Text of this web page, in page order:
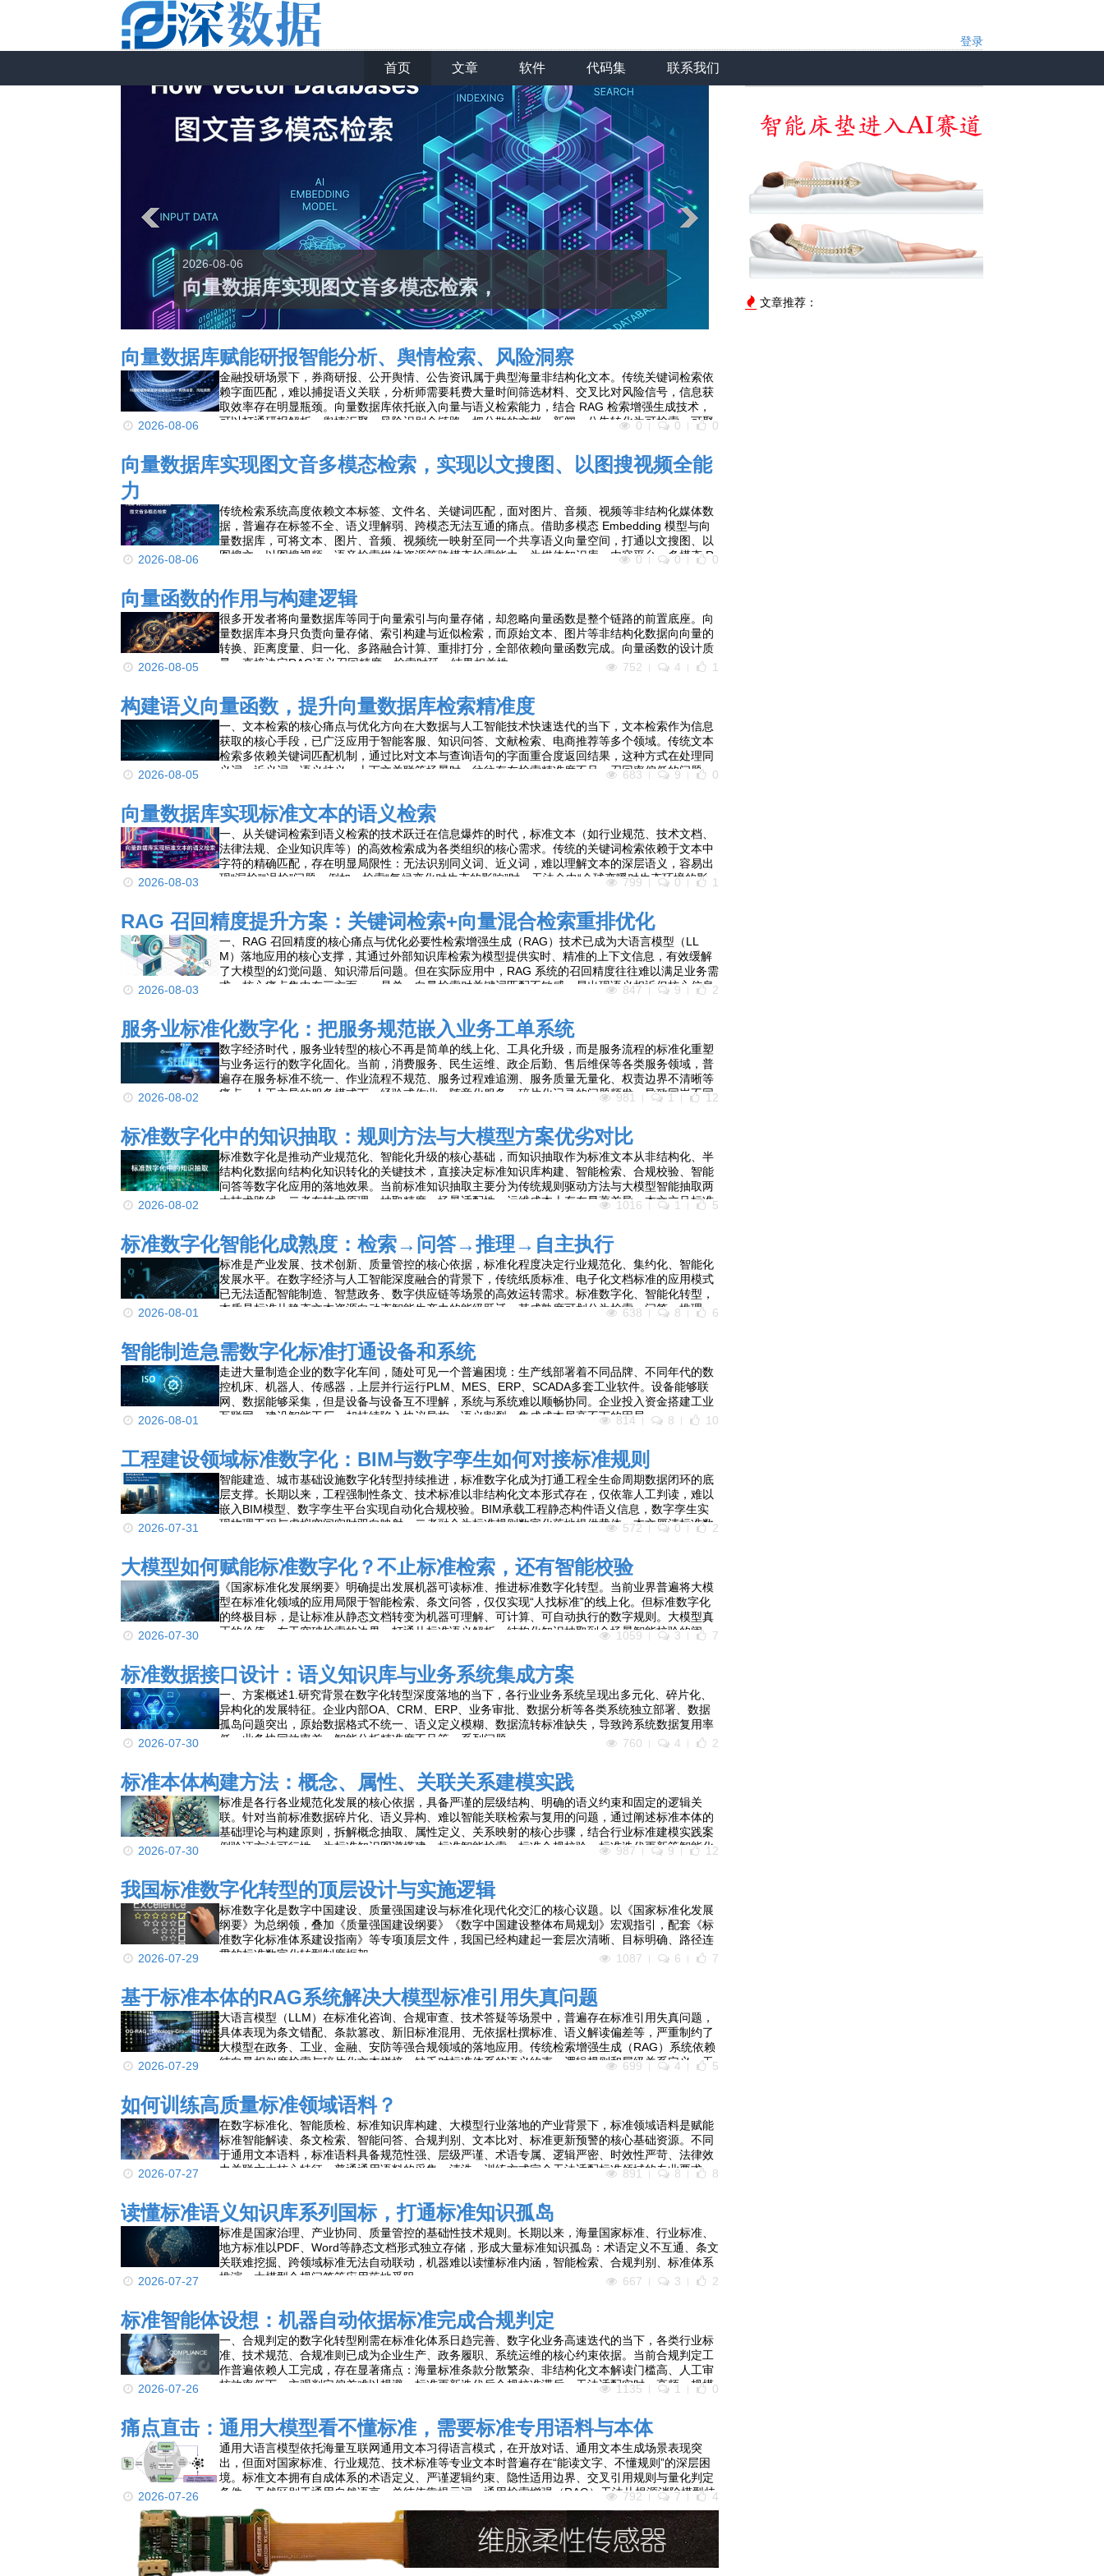
登录
首页 文章 软件 代码集 联系我们
2026-08-06
向量数据库实现图文音多模态检索，
向量数据库赋能研报智能分析、舆情检索、风险洞察
金融投研场景下，券商研报、公开舆情、公告资讯属于典型海量非结构化文本。传统关键词检索依
赖字面匹配，难以捕捉语义关联，分析师需要耗费大量时间筛选材料、交叉比对风险信号，信息获
取效率存在明显瓶颈。向量数据库依托嵌入向量与语义检索能力，结合 RAG 检索增强生成技术，
可以打通研报解析、舆情汇聚、风险识别全链路，把分散的文档、新闻、公告转化为可检索、可聚
术支撑。
2026-08-06 0 0 0
向量数据库实现图文音多模态检索，实现以文搜图、以图搜视频全能
力
传统检索系统高度依赖文本标签、文件名、关键词匹配，面对图片、音频、视频等非结构化媒体数
据，普遍存在标签不全、语义理解弱、跨模态无法互通的痛点。借助多模态 Embedding 模型与向
量数据库，可将文本、图片、音频、视频统一映射至同一个共享语义向量空间，打通以文搜图、以
图搜文、以图搜视频、语音检索媒体资源等跨模态检索能力，为媒体知识库、内容平台、多模态 R
2026-08-06 0 0 0
向量函数的作用与构建逻辑
很多开发者将向量数据库等同于向量索引与向量存储，却忽略向量函数是整个链路的前置底座。向
量数据库本身只负责向量存储、索引构建与近似检索，而原始文本、图片等非结构化数据向向量的
转换、距离度量、归一化、多路融合计算、重排打分，全部依赖向量函数完成。向量函数的设计质
量，直接决定RAG语义召回精度、检索时延、结果相关性。
2026-08-05 752 4 1
构建语义向量函数，提升向量数据库检索精准度
一、文本检索的核心痛点与优化方向在大数据与人工智能技术快速迭代的当下，文本检索作为信息
获取的核心手段，已广泛应用于智能客服、知识问答、文献检索、电商推荐等多个领域。传统文本
检索多依赖关键词匹配机制，通过比对文本与查询语句的字面重合度返回结果，这种方式在处理同
义词、近义词、语义歧义、上下文关联等场景时，往往存在检索精准度不足、召回率偏低的问题。
容。
2026-08-05 683 9 0
向量数据库实现标准文本的语义检索
一、从关键词检索到语义检索的技术跃迁在信息爆炸的时代，标准文本（如行业规范、技术文档、
法律法规、企业知识库等）的高效检索成为各类组织的核心需求。传统的关键词检索依赖于文本中
字符的精确匹配，存在明显局限性：无法识别同义词、近义词，难以理解文本的深层语义，容易出
现“漏检”“误检”问题。例如，检索“气候变化对生态的影响”时，无法命中“全球变暖对生态环境的影
2026-08-03 799 0 1
RAG 召回精度提升方案：关键词检索+向量混合检索重排优化
一、RAG 召回精度的核心痛点与优化必要性检索增强生成（RAG）技术已成为大语言模型（LL
M）落地应用的核心支撑，其通过外部知识库检索为模型提供实时、精准的上下文信息，有效缓解
了大模型的幻觉问题、知识滞后问题。但在实际应用中，RAG 系统的召回精度往往难以满足业务需
求，核心痛点集中在三方面：一是单一向量检索对关键词匹配不敏感，易出现语义相近但核心信息
乏有效重排，高相关度文档被低相关度文档淹没，直接影响大模型生成内容的准确性和实用性。
2026-08-03 847 9 2
服务业标准化数字化：把服务规范嵌入业务工单系统
数字经济时代，服务业转型的核心不再是简单的线上化、工具化升级，而是服务流程的标准化重塑
与业务运行的数字化固化。当前，消费服务、民生运维、政企后勤、售后维保等各类服务领域，普
遍存在服务标准不统一、作业流程不规范、服务过程难追溯、服务质量无量化、权责边界不清晰等
痛点。人工主导的服务模式下，经验式作业、随意化服务、碎片化记录的问题频发，导致同岗不同
系统作为服务落地的核心载体，将标准化服务规范深度嵌入工单全流程，成为服务业标准化数字化
转型的核心突破口，实现从“人工经验服务”向“系统标准服务”、从“结果管控”向“全流程闭环管控”的
根本性变革。
2026-08-02 981 1 12
标准数字化中的知识抽取：规则方法与大模型方案优劣对比
标准数字化是推动产业规范化、智能化升级的核心基础，而知识抽取作为标准文本从非结构化、半
结构化数据向结构化知识转化的关键技术，直接决定标准知识库构建、智能检索、合规校验、智能
问答等数字化应用的落地效果。当前标准知识抽取主要分为传统规则驱动方法与大模型智能抽取两
大技术路线，二者在技术原理、抽取精度、场景适配性、运维成本上存在显著差异。本文立足标准
术架构、实现逻辑与落地特点，从准确率、泛化能力、运维成本、可解释性、合规性等多维度开展
优劣对比，明确两类技术的适用场景与核心短板，并提出“规则兜底+大模型增效”的混合融合落地方
案，为各行业标准数字化改造、标准化知识图谱建设提供技术选型依据与实践参考。
2026-08-02 1016 1 5
标准数字化智能化成熟度：检索→问答→推理→自主执行
标准是产业发展、技术创新、质量管控的核心依据，标准化程度决定行业规范化、集约化、智能化
发展水平。在数字经济与人工智能深度融合的背景下，传统纸质标准、电子化文档标准的应用模式
已无法适配智能制造、智慧政务、数字供应链等场景的高效运转需求。标准数字化、智能化转型，
本质是标准从静态文本资源向动态智能生产力的能级跃迁，其成熟度可划分为检索、问答、推理、
解、逻辑推演、闭环落地的全链路智能化能力。本文逐层拆解各层级核心特征、技术架构、应用边
界与迭代逻辑，构建标准数字化智能化成熟度的演进体系。
2026-08-01 638 8 6
智能制造急需数字化标准打通设备和系统
走进大量制造企业的数字化车间，随处可见一个普遍困境：生产线部署着不同品牌、不同年代的数
控机床、机器人、传感器，上层并行运行PLM、MES、ERP、SCADA多套工业软件。设备能够联
网、数据能够采集，但是设备与设备互不理解，系统与系统难以顺畅协同。企业投入资金搭建工业
互联网、建设智能工厂，却持续陷入协议异构、语义割裂、集成成本居高不下的困局。
2026-08-01 814 8 10
工程建设领域标准数字化：BIM与数字孪生如何对接标准规则
智能建造、城市基础设施数字化转型持续推进，标准数字化成为打通工程全生命周期数据闭环的底
层支撑。长期以来，工程强制性条文、技术标准以非结构化文本形式存在，仅依靠人工判读，难以
嵌入BIM模型、数字孪生平台实现自动化合规校验。BIM承载工程静态构件语义信息，数字孪生实
现物理工程与虚拟空间实时双向映射，二者融合为标准规则数字化落地提供载体。本文厘清标准数
周期割裂等核心痛点，构建一套“标准条文结构化解析—BIM语义底座搭建—数字孪生动态规则执
行”的技术实施框架，提出规则知识图谱构建、IFC语义映射、虚实联动合规校验、全生命周期规则
流转的实现路径，并结合工程场景给出落地策略与体系保障方案，为工程建设标准数字化落地、智
能审查、数字孪生合规运维提供理论参考与技术路径。
2026-07-31 572 0 2
大模型如何赋能标准数字化？不止标准检索，还有智能校验
《国家标准化发展纲要》明确提出发展机器可读标准、推进标准数字化转型。当前业界普遍将大模
型在标准化领域的应用局限于智能检索、条文问答，仅仅实现“人找标准”的线上化。但标准数字化
的终极目标，是让标准从静态文档转变为机器可理解、可计算、可自动执行的数字规则。大模型真
正的价值，在于突破检索的边界，打通从标准语义解析、结构化知识抽取到全场景智能校验的闭
校验的技术路径、典型场景，同时梳理落地难点与治理方案，为“AI+标准化”深度落地提供参考。
2026-07-30 1059 3 7
标准数据接口设计：语义知识库与业务系统集成方案
一、方案概述1.研究背景在数字化转型深度落地的当下，各行业业务系统呈现出多元化、碎片化、
异构化的发展特征。企业内部OA、CRM、ERP、业务审批、数据分析等各类系统独立部署、数据
孤岛问题突出，原始数据格式不统一、语义定义模糊、数据流转标准缺失，导致跨系统数据复用率
低、业务协同效率差、智能分析精准度不足等一系列问题。
2026-07-30 760 4 2
标准本体构建方法：概念、属性、关联关系建模实践
标准是各行各业规范化发展的核心依据，具备严谨的层级结构、明确的语义约束和固定的逻辑关
联。针对当前标准数据碎片化、语义异构、难以智能关联检索与复用的问题，通过阐述标准本体的
基础理论与构建原则，拆解概念抽取、属性定义、关系映射的核心步骤，结合行业标准建模实践案
例验证方法可行性，为标准知识图谱搭建、标准智能检索、标准合规校验、标准迭代更新等智能化
2026-07-30 987 9 12
我国标准数字化转型的顶层设计与实施逻辑
标准数字化是数字中国建设、质量强国建设与标准化现代化交汇的核心议题。以《国家标准化发展
纲要》为总纲领，叠加《质量强国建设纲要》《数字中国建设整体布局规划》宏观指引，配套《标
准数字化标准体系建设指南》等专项顶层文件，我国已经构建起一套层次清晰、目标明确、路径连
贯的标准数字化转型制度框架。
2026-07-29 1087 6 7
基于标准本体的RAG系统解决大模型标准引用失真问题
大语言模型（LLM）在标准化咨询、合规审查、技术答疑等场景中，普遍存在标准引用失真问题，
具体表现为条文错配、条款篡改、新旧标准混用、无依据杜撰标准、语义解读偏差等，严重制约了
大模型在政务、工业、金融、安防等强合规领域的落地应用。传统检索增强生成（RAG）系统依赖
纯向量相似度检索与碎片化文本拼接，缺乏对标准体系的语义约束、逻辑规则和层级关系定义，无
2026-07-29 699 4 5
如何训练高质量标准领域语料？
在数字标准化、智能质检、标准知识库构建、大模型行业落地的产业背景下，标准领域语料是赋能
标准智能解读、条文检索、智能问答、合规判别、文本比对、标准更新预警的核心基础资源。不同
于通用文本语料，标准语料具备规范性强、层级严谨、术语专属、逻辑严密、时效性严苛、法律效
力关联六大核心特征，普通通用语料的采集、清洗、训练方式完全无法适配标准领域的专业要求。
2026-07-27 891 8 8
读懂标准语义知识库系列国标，打通标准知识孤岛
标准是国家治理、产业协同、质量管控的基础性技术规则。长期以来，海量国家标准、行业标准、
地方标准以PDF、Word等静态文档形式独立存储，形成大量标准知识孤岛：术语定义不互通、条文
关联难挖掘、跨领域标准无法自动联动，机器难以读懂标准内涵，智能检索、合规判别、标准体系
推演、大模型合规问答等应用落地受阻。
2026-07-27 667 3 2
标准智能体设想：机器自动依据标准完成合规判定
一、合规判定的数字化转型刚需在标准化体系日趋完善、数字化业务高速迭代的当下，各类行业标
准、技术规范、合规准则已成为企业生产、政务履职、系统运维的核心约束依据。当前合规判定工
作普遍依赖人工完成，存在显著痛点：海量标准条款分散繁杂、非结构化文本解读门槛高、人工审
核效率低下、主观判定偏差难以规避、标准更新迭代后合规校准滞后，无法适配实时、高频、规模
2026-07-26 1135 1 0
痛点直击：通用大模型看不懂标准，需要标准专用语料与本体
通用大语言模型依托海量互联网通用文本习得语言模式，在开放对话、通用文本生成场景表现突
出，但面对国家标准、行业规范、技术标准等专业文本时普遍存在“能读文字、不懂规则”的深层困
境。标准文本拥有自成体系的术语定义、严谨逻辑约束、隐性适用边界、交叉引用规则与量化判定
条件，天然区别于通用自然语言。单纯依靠提示词、通用检索增强（RAG）无法从根源消除模型歧
义理解、条文错配、事实幻觉与逻辑推演失效问题。破解这一难题，不能持续在通用模型上层堆砌
应用技巧，必须构建标准领域专用语料库作为模型学习素材，搭建标准领域本体作为语义约束框
架，以“数据底座+语义公理”双轮驱动，实现大模型真正读懂标准、可靠解读标准、自动化执行标准
合规推理。
2026-07-26 792 7 4
文章推荐：